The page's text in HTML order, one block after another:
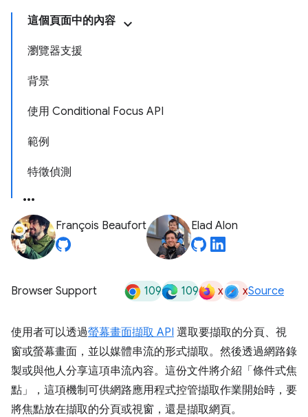
這個頁面中的內容
瀏覽器支援
背景
使用 Conditional Focus API
範例
特徵偵測
François Beaufort Elad Alon
Browser Support 109 109 x xSource
使用者可以透過螢幕畫面擷取 API 選取要擷取的分頁、視
窗或螢幕畫面，並以媒體串流的形式擷取。然後透過網路錄
製或與他人分享這項串流內容。這份文件將介紹「條件式焦
點」，這項機制可供網路應用程式控管擷取作業開始時，要
將焦點放在擷取的分頁或視窗，還是擷取網頁。